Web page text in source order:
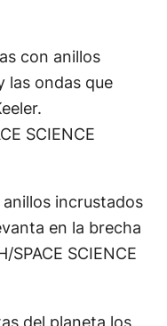
incrustados
en la brecha
SPACE SCIENCE
del planeta los